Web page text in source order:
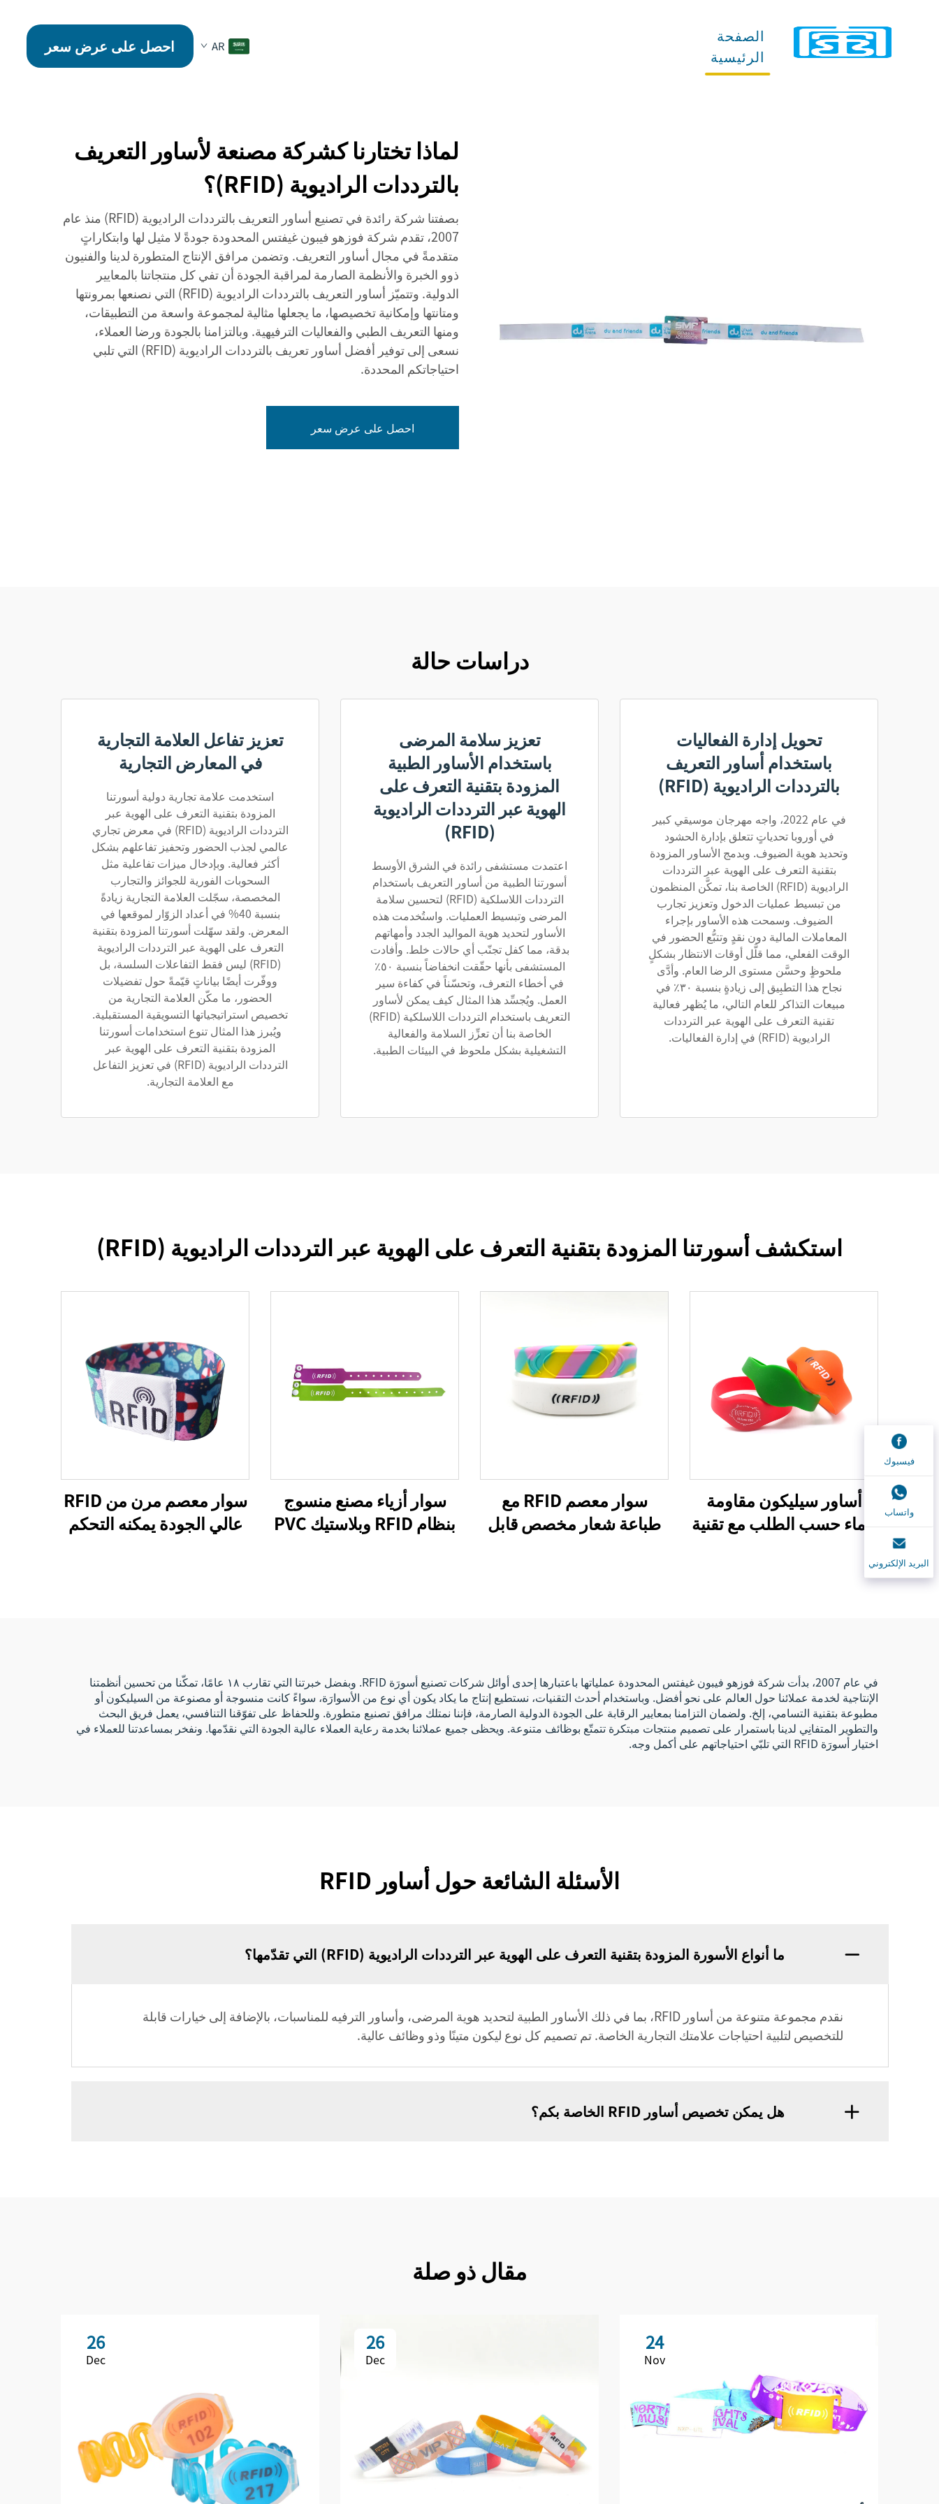
الصفحة
الرئيسية
AR احصل على عرض سعر
لماذا تختارنا كشركة مصنعة لأساور التعريف
بالترددات الراديوية (RFID)؟
بصفتنا شركة رائدة في تصنيع أساور التعريف بالترددات الراديوية (RFID) منذ عام
2007، تقدم شركة فوزهو فيبون غيفتس المحدودة جودةً لا مثيل لها وابتكاراتٍ
متقدمةً في مجال أساور التعريف. وتضمن مرافق الإنتاج المتطورة لدينا والفنيون
ذوو الخبرة والأنظمة الصارمة لمراقبة الجودة أن تفي كل منتجاتنا بالمعايير
الدولية. وتتميّز أساور التعريف بالترددات الراديوية (RFID) التي نصنعها بمرونتها
ومتانتها وإمكانية تخصيصها، ما يجعلها مثالية لمجموعة واسعة من التطبيقات،
ومنها التعريف الطبي والفعاليات الترفيهية. وبالتزامنا بالجودة ورضا العملاء،
نسعى إلى توفير أفضل أساور تعريف بالترددات الراديوية (RFID) التي تلبي
احتياجاتكم المحددة.
احصل على عرض سعر
دراسات حالة
تحويل إدارة الفعاليات
باستخدام أساور التعريف
بالترددات الراديوية (RFID)
في عام 2022، واجه مهرجان موسيقي كبير
في أوروبا تحدياتٍ تتعلق بإدارة الحشود
وتحديد هوية الضيوف. وبدمج الأساور المزودة
بتقنية التعرف على الهوية عبر الترددات
الراديوية (RFID) الخاصة بنا، تمكَّن المنظمون
من تبسيط عمليات الدخول وتعزيز تجارب
الضيوف. وسمحت هذه الأساور بإجراء
المعاملات المالية دون نقدٍ وتتبُّع الحضور في
الوقت الفعلي، مما قلَّل أوقات الانتظار بشكلٍ
ملحوظٍ وحسَّن مستوى الرضا العام. وأدَّى
نجاح هذا التطبِيق إلى زيادةٍ بنسبة ٣٠٪ في
مبيعات التذاكر للعام التالي، ما يُظهر فعالية
تقنية التعرف على الهوية عبر الترددات
الراديوية (RFID) في إدارة الفعاليات.
تعزيز سلامة المرضى
باستخدام الأساور الطبية
المزودة بتقنية التعرف على
الهوية عبر الترددات الراديوية
(RFID)
اعتمدت مستشفى رائدة في الشرق الأوسط
أسورتنا الطبية من أساور التعريف باستخدام
الترددات اللاسلكية (RFID) لتحسين سلامة
المرضى وتبسيط العمليات. واستُخدمت هذه
الأساور لتحديد هوية المواليد الجدد وأمهاتهم
بدقة، مما كفل تجنّب أي حالات خلط. وأفادت
المستشفى بأنها حقّقت انخفاضاً بنسبة ٥٠٪
في أخطاء التعرف، وتحسّناً في كفاءة سير
العمل. ويُجسِّد هذا المثال كيف يمكن لأساور
التعريف باستخدام الترددات اللاسلكية (RFID)
الخاصة بنا أن تعزِّز السلامة والفعالية
التشغيلية بشكل ملحوظ في البيئات الطبية.
تعزيز تفاعل العلامة التجارية
في المعارض التجارية
استخدمت علامة تجارية دولية أسورتنا
المزودة بتقنية التعرف على الهوية عبر
الترددات الراديوية (RFID) في معرض تجاري
عالمي لجذب الحضور وتحفيز تفاعلهم بشكل
أكثر فعالية. وبإدخال ميزات تفاعلية مثل
السحوبات الفورية للجوائز والتجارب
المخصصة، سجّلت العلامة التجارية زيادةً
بنسبة 40% في أعداد الزوّار لموقعها في
المعرض. ولقد سهّلت أسورتنا المزودة بتقنية
التعرف على الهوية عبر الترددات الراديوية
(RFID) ليس فقط التفاعلات السلسة، بل
ووفّرت أيضًا بياناتٍ قيّمةً حول تفضيلات
الحضور، ما مكّن العلامة التجارية من
تخصيص استراتيجياتها التسويقية المستقبلية.
ويُبرز هذا المثال تنوع استخدامات أسورتنا
المزودة بتقنية التعرف على الهوية عبر
الترددات الراديوية (RFID) في تعزيز التفاعل
مع العلامة التجارية.
استكشف أسورتنا المزودة بتقنية التعرف على الهوية عبر الترددات الراديوية (RFID)
أساور سيليكون مقاومة
للماء حسب الطلب مع تقنية
سوار معصم RFID مع
طباعة شعار مخصص قابل
سوار أزياء مصنع منسوج
بنظام RFID وبلاستيك PVC
سوار معصم مرن من RFID
عالي الجودة يمكنه التحكم
في عام 2007، بدأت شركة فوزهو فيبون غيفتس المحدودة عملياتها باعتبارها إحدى أوائل شركات تصنيع أسورَة RFID. وبفضل خبرتنا التي تقارب ١٨ عامًا، تمكّنا من تحسين أنظمتنا
الإنتاجية لخدمة عملائنا حول العالم على نحو أفضل. وباستخدام أحدث التقنيات، نستطيع إنتاج ما يكاد يكون أي نوع من الأسوارَة، سواءً كانت منسوجة أو مصنوعة من السيليكون أو
مطبوعة بتقنية التسامي، إلخ. ولضمان التزامنا بمعايير الرقابة على الجودة الدولية الصارمة، فإننا نمتلك مرافق تصنيع متطورة. وللحفاظ على تفوّقنا التنافسي، يعمل فريق البحث
والتطوير المتفانِي لدينا باستمرار على تصميم منتجات مبتكرة تتمتّع بوظائف متنوعة. ويحظى جميع عملائنا بخدمة رعاية العملاء عالية الجودة التي نقدّمها. ونفخر بمساعدتنا للعملاء في
اختيار أسورَة RFID التي تلبّي احتياجاتهم على أكمل وجه.
الأسئلة الشائعة حول أساور RFID
ما أنواع الأسورة المزودة بتقنية التعرف على الهوية عبر الترددات الراديوية (RFID) التي تقدّمها؟
نقدم مجموعة متنوعة من أساور RFID، بما في ذلك الأساور الطبية لتحديد هوية المرضى، وأساور الترفيه للمناسبات، بالإضافة إلى خيارات قابلة
للتخصيص لتلبية احتياجات علامتك التجارية الخاصة. تم تصميم كل نوع ليكون متينًا وذو وظائف عالية.
هل يمكن تخصيص أساور RFID الخاصة بكم؟
مقال ذو صلة
24
Nov
26
Dec
26
Dec
فيسبوك
واتساب
البريد الإلكتروني